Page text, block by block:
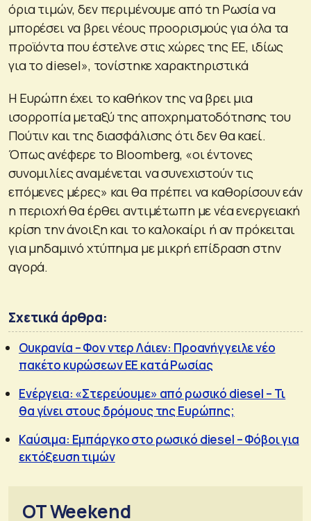
όρια τιμών, δεν περιμένουμε από τη Ρωσία να
μπορέσει να βρει νέους προορισμούς για όλα τα
προϊόντα που έστελνε στις χώρες της ΕΕ, ιδίως
για το diesel», τονίστηκε χαρακτηριστικά
Η Ευρώπη έχει το καθήκον της να βρει μια
ισορροπία μεταξύ της αποχρηματοδότησης του
Πούτιν και της διασφάλισης ότι δεν θα καεί.
Όπως ανέφερε το Bloomberg, «οι έντονες
συνομιλίες αναμένεται να συνεχιστούν τις
επόμενες μέρες» και θα πρέπει να καθορίσουν εάν
η περιοχή θα έρθει αντιμέτωπη με νέα ενεργειακή
κρίση την άνοιξη και το καλοκαίρι ή αν πρόκειται
για μηδαμινό χτύπημα με μικρή επίδραση στην
αγορά.
Σχετικά άρθρα:
Ουκρανία – Φον ντερ Λάιεν: Προανήγγειλε νέο
πακέτο κυρώσεων ΕΕ κατά Ρωσίας
Ενέργεια: «Στερεύουμε» από ρωσικό diesel – Τι
θα γίνει στους δρόμους της Ευρώπης;
Καύσιμα: Εμπάργκο στο ρωσικό diesel – Φόβοι για
εκτόξευση τιμών
OT Weekend